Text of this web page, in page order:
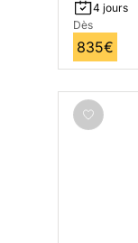
4 jours
Dès
835€